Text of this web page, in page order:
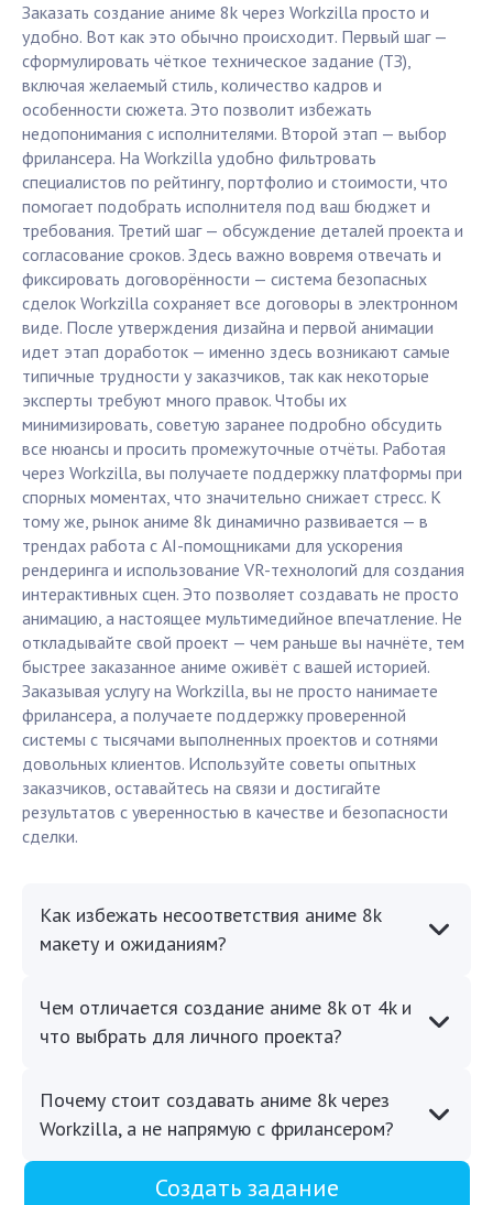
Заказать создание аниме 8k через Workzilla просто и
удобно. Вот как это обычно происходит. Первый шаг —
сформулировать чёткое техническое задание (ТЗ),
включая желаемый стиль, количество кадров и
особенности сюжета. Это позволит избежать
недопонимания с исполнителями. Второй этап — выбор
фрилансера. На Workzilla удобно фильтровать
специалистов по рейтингу, портфолио и стоимости, что
помогает подобрать исполнителя под ваш бюджет и
требования. Третий шаг — обсуждение деталей проекта и
согласование сроков. Здесь важно вовремя отвечать и
фиксировать договорённости — система безопасных
сделок Workzilla сохраняет все договоры в электронном
виде. После утверждения дизайна и первой анимации
идет этап доработок — именно здесь возникают самые
типичные трудности у заказчиков, так как некоторые
эксперты требуют много правок. Чтобы их
минимизировать, советую заранее подробно обсудить
все нюансы и просить промежуточные отчёты. Работая
через Workzilla, вы получаете поддержку платформы при
спорных моментах, что значительно снижает стресс. К
тому же, рынок аниме 8k динамично развивается — в
трендах работа с AI-помощниками для ускорения
рендеринга и использование VR-технологий для создания
интерактивных сцен. Это позволяет создавать не просто
анимацию, а настоящее мультимедийное впечатление. Не
откладывайте свой проект — чем раньше вы начнёте, тем
быстрее заказанное аниме оживёт с вашей историей.
Заказывая услугу на Workzilla, вы не просто нанимаете
фрилансера, а получаете поддержку проверенной
системы с тысячами выполненных проектов и сотнями
довольных клиентов. Используйте советы опытных
заказчиков, оставайтесь на связи и достигайте
результатов с уверенностью в качестве и безопасности
сделки.
Как избежать несоответствия аниме 8k
макету и ожиданиям?
Чем отличается создание аниме 8k от 4k и
что выбрать для личного проекта?
Почему стоит создавать аниме 8k через
Workzilla, а не напрямую с фрилансером?
Создать задание